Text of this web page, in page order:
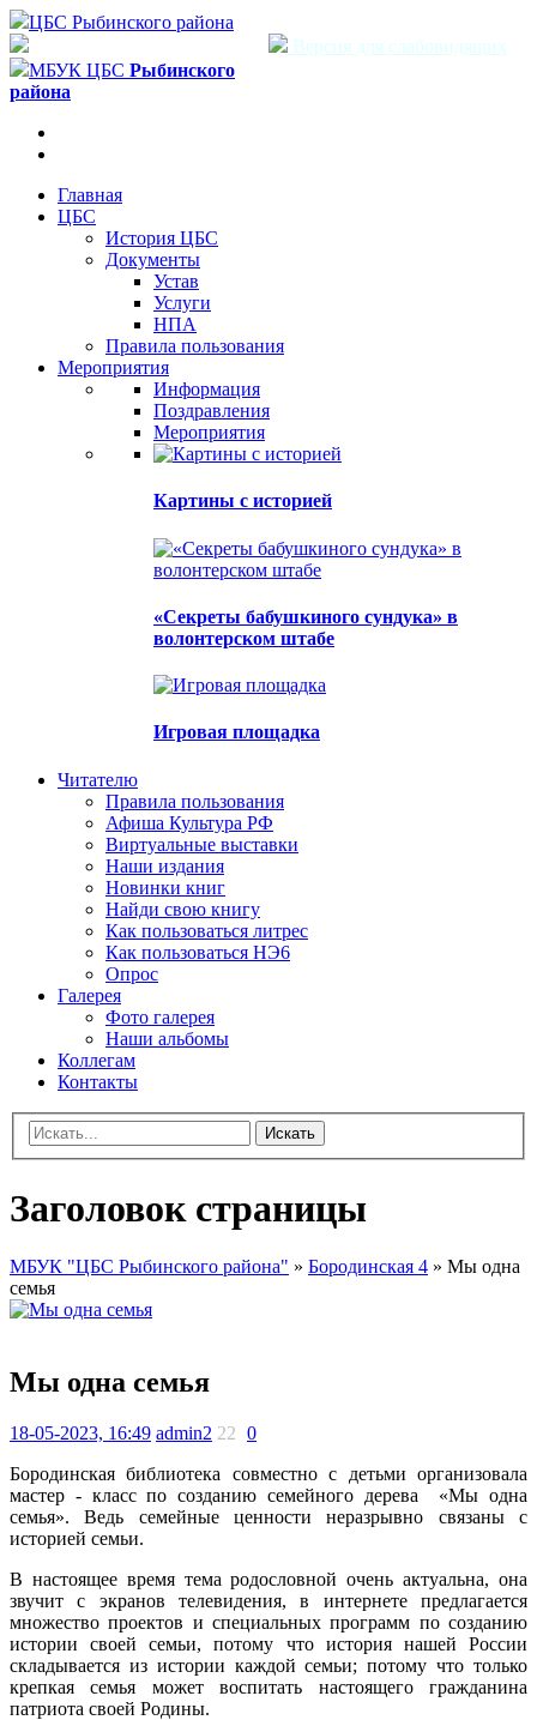
ЦБС Рыбинского района
Версия для слабовидящих
МБУК ЦБС Рыбинского
района
Главная
ЦБС
История ЦБС
Документы
Устав
Услуги
НПА
Правила пользования
Мероприятия
Информация
Поздравления
Мероприятия
Картины с историей
«Секреты бабушкиного сундука» в
волонтерском штабе
Игровая площадка
Читателю
Правила пользования
Афиша Культура РФ
Виртуальные выставки
Наши издания
Новинки книг
Найди свою книгу
Как пользоваться литрес
Как пользоваться НЭ6
Опрос
Галерея
Фото галерея
Наши альбомы
Коллегам
Контакты
Искать
Заголовок страницы
МБУК "ЦБС Рыбинского района" » Бородинская 4 » Мы одна
семья
Мы одна семья
18-05-2023, 16:49 admin2 22 0
Бородинская библиотека совместно с детьми организовала
мастер - класс по созданию семейного дерева «Мы одна
семья». Ведь семейные ценности неразрывно связаны с
историей семьи.
В настоящее время тема родословной очень актуальна, она
звучит с экранов телевидения, в интернете предлагается
множество проектов и специальных программ по созданию
истории своей семьи, потому что история нашей России
складывается из истории каждой семьи; потому что только
крепкая семья может воспитать настоящего гражданина
патриота своей Родины.